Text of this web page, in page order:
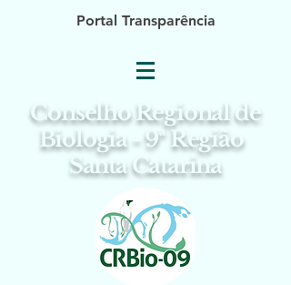
Portal Transparência
Conselho Regional de
Biologia - 9ª Região
Santa Catarina